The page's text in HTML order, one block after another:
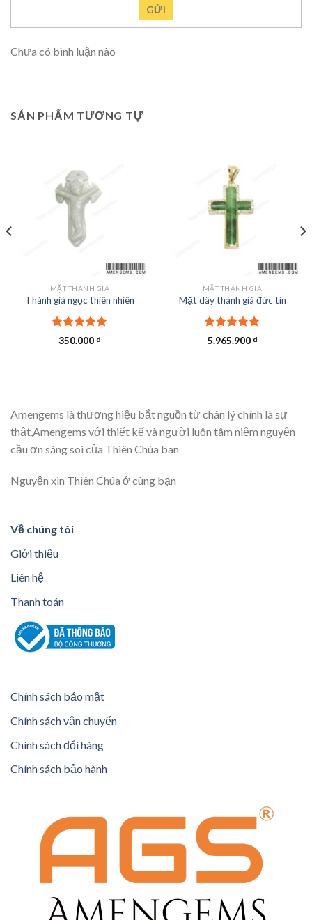
GỬI
Chưa có bình luận nào
SẢN PHẨM TƯƠNG TỰ
MẶT THÁNH GIÁ
Thánh giá ngọc thiên nhiên
Được xếp
350.000₫
MẶT THÁNH GIÁ
Mặt dây thánh giá đức tin
Được xếp
5.965.900₫
Amengems là thương hiệu bắt nguồn từ chân lý chính là sự
thật,Amengems với thiết kế và người luôn tâm niệm nguyện
cầu ơn sáng soi của Thiên Chúa ban
Nguyện xin Thiên Chúa ở cùng bạn
Về chúng tôi
Giới thiệu
Liên hệ
Thanh toán
Chính sách bảo mật
Chính sách vận chuyển
Chính sách đổi hàng
Chính sách bảo hành